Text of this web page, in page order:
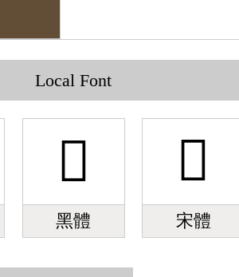
Local Font
𣏬
黑體
𣏬
宋體